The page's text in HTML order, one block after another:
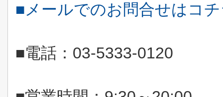
■メールでのお問合せはコ
■電話： 03-5333-0120